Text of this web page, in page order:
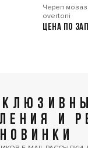
Череп
overtoni
Цена по
И
НОВИНКИ